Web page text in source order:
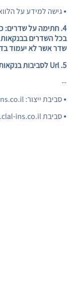
•גישה למידע על
בכל השדרים
שדר אשר לא יעמוד
5. Url לסביבות בנקאות פתוחה בכלל ביטוח ופיננסים:
--
•סביבת ייצור: cobp.clal-ins.co.il
•סביבת Sandbox: cobt.clal-ins.co.il